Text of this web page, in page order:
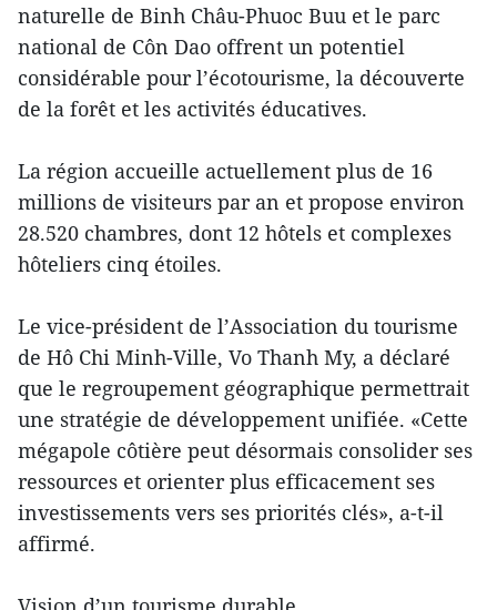
naturelle de Binh Châu-Phuoc Buu et le parc
national de Côn Dao offrent un potentiel
considérable pour l’écotourisme, la découverte
de la forêt et les activités éducatives.
La région accueille actuellement plus de 16
millions de visiteurs par an et propose environ
28.520 chambres, dont 12 hôtels et complexes
hôteliers cinq étoiles.
Le vice-président de l’Association du tourisme
de Hô Chi Minh-Ville, Vo Thanh My, a déclaré
que le regroupement géographique permettrait
une stratégie de développement unifiée. «Cette
mégapole côtière peut désormais consolider ses
ressources et orienter plus efficacement ses
investissements vers ses priorités clés», a-t-il
affirmé.